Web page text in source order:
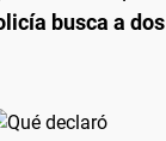
busca a dos